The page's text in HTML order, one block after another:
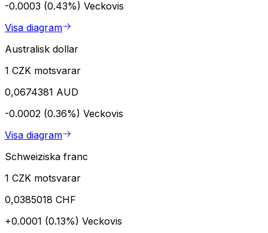
-0.0003 (0.43%) Veckovis
Visa diagram
Australisk dollar
1 CZK motsvarar
0,0674381 AUD
-0.0002 (0.36%) Veckovis
Visa diagram
Schweiziska franc
1 CZK motsvarar
0,0385018 CHF
+0.0001 (0.13%) Veckovis